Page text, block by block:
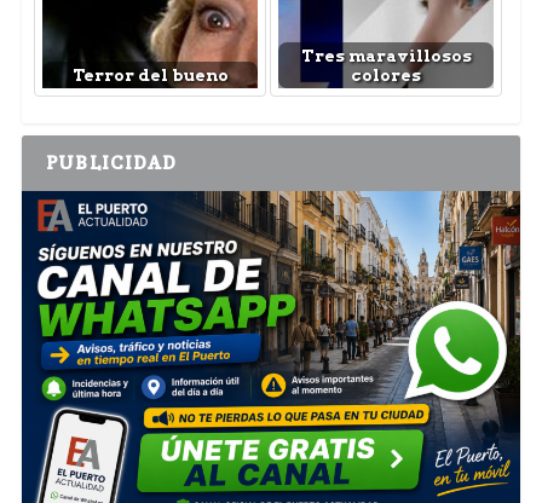
Terror del bueno
Tres maravillosos
colores
PUBLICIDAD